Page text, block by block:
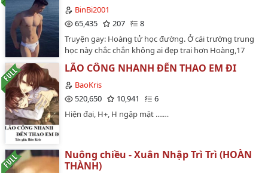
BinBi2001
65,435
207
8
Truyện gay: Hoàng tử học đường. Ở cái trường trung
học này chắc chắn không ai đẹp trai hơn Hoàng,17
tuổi,là kiện tướng bơi lội,Hoàng sở hữu 1 thân thể
toàn bích.Cùng với nụ cười thiên thần và giọng nói êm
ái như nhung,mọi người không ai có thể phủ nhận biệt
danh Hoàng tử mà bọn con gái đặt cho chàng..…
LÃO CÔNG NHANH ĐẾN THAO EM ĐI
BaoKris
520,650
10,941
6
Hiện đại, H+, H ngập mặt ....…
Nuông chiều - Xuân Nhập Trì Trì (HOÀN
THÀNH)